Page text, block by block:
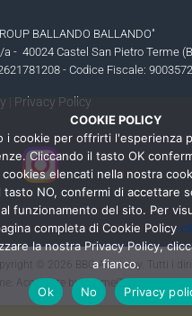
BALLANDO BALLANDO"
a - 40024 Castel San Pietro Terme
- Codice Fiscale:
| Privacy Policy
© 2026 BBG Academy
. Tutti i
Accelerate by ThemeGrill. Powered
COOKIE POLICY
i cookie per offrirti l'esperienza
Cliccando il tasto OK
cookies elencati nella nostra
tasto NO, confermi di accettare
funzionamento del sito. Per
completa di Cookie Policy
la nostra Privacy Policy,
a fianco.
Ok
No Privacy